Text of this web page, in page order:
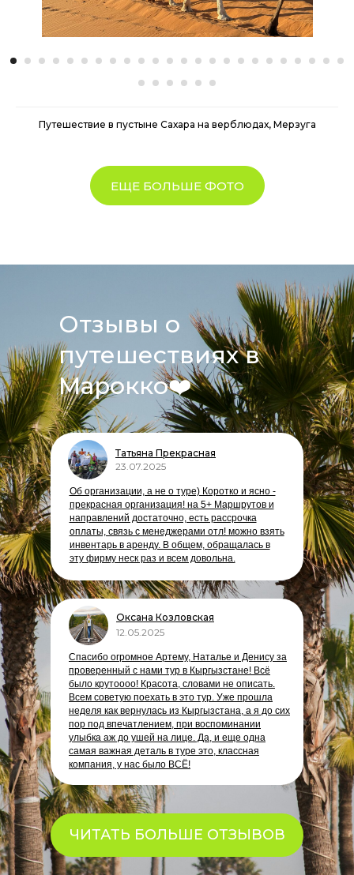
Путешествие в пустыне Сахара на верблюдах, Мерзуга
ЕЩЕ БОЛЬШЕ ФОТО
Татьяна Прекрасная
Об организации, а не о туре) Коротко и ясно -
прекрасная организация! на 5+ Маршрутов и
направлений достаточно, есть рассрочка
оплаты, связь с менеджерами отл! можно взять
инвентарь в аренду. В общем, обращалась в
эту фирму неск раз и всем довольна.
23.07.2025
Спасибо огромное Артему, Наталье и Денису за
проверенный с нами тур в Кыргызстане! Всё
было крутоооо! Красота, словами не описать.
Всем советую поехать в это тур. Уже прошла
неделя как вернулась из Кыргызстана, а я до сих
пор под впечатлением, при воспоминании
улыбка аж до ушей на лице. Да, и еще одна
самая важная деталь в туре это, классная
компания, у нас было ВСЁ!
12.05.2025
Оксана Козловская
Отзывы о
путешествиях в
Марокко❤️
ЧИТАТЬ БОЛЬШЕ ОТЗЫВОВ